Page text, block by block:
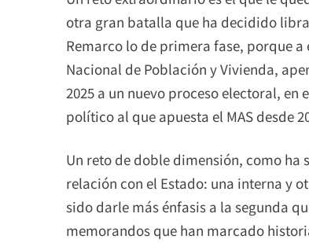
otra gran batalla que ha decidido
Remarco lo de primera fase, porque
Nacional de Población y Vivienda,
2025 a un nuevo proceso electoral,
político al que apuesta el MAS desde
Un reto de doble dimensión, como ha
relación con el Estado: una interna y
sido darle más énfasis a la segunda
memorandos que han marcado